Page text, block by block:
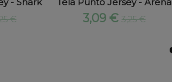
€ 3,09 €3,25 €